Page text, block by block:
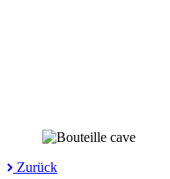
Zurück